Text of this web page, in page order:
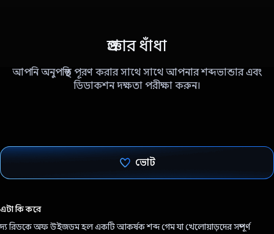
প্রজ্ঞার ধাঁধা
আপনি অনুপস্থিত পূরণ করার সাথে সাথে আপনার শব্দভান্ডার এবং
ডিডাকশন দক্ষতা পরীক্ষা করুন।
ভোট
এটা কি করে
দ্য রিডকে অফ উইজডম হল একটি আকর্ষক শব্দ গেম যা খেলোয়াড়দের সম্পূর্ণ